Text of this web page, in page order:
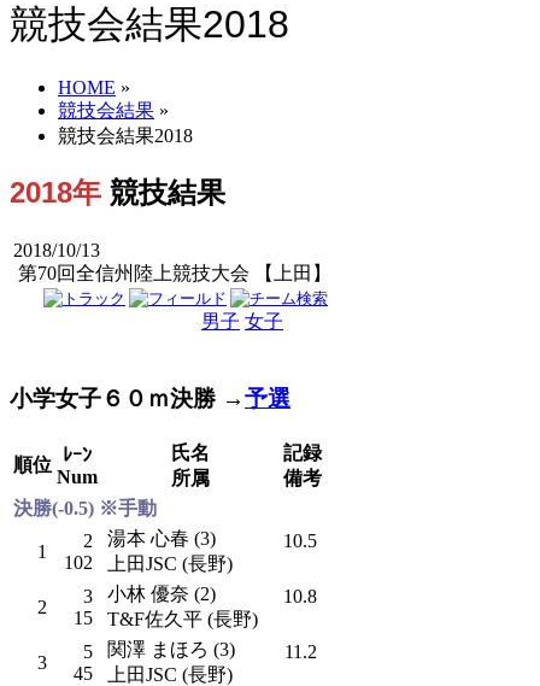
競技会結果2018
HOME »
競技会結果 »
競技会結果2018
2018年 競技結果
2018/10/13
第70回全信州陸上競技大会 【上田】
男子 女子
小学女子６０ｍ決勝 →予選
順位
ﾚｰﾝ
Num
氏名
所属
記録
備考
決勝(-0.5) ※手動
1
2
102
湯本 心春 (3)
上田JSC (長野)
10.5
2
3
15
小林 優奈 (2)
T&F佐久平 (長野)
10.8
3
5
45
関澤 まほろ (3)
上田JSC (長野)
11.2